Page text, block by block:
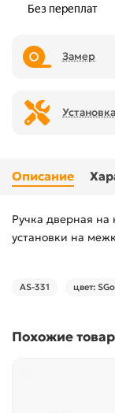
Замер
Установка
Описание
Ручка дверная на
установки на
AS-331 цвет:
Похожие